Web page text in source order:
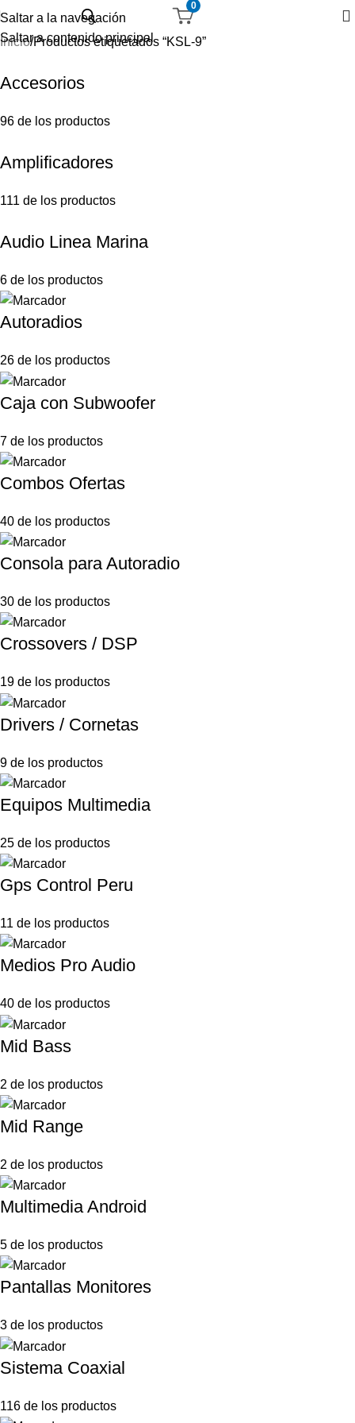
Saltar a la navegación
Saltar a contenido principal
0
Inicio Productos etiquetados “KSL-9”
Accesorios
96 de los productos
Amplificadores
111 de los productos
Audio Linea Marina
6 de los productos
Autoradios
26 de los productos
Caja con Subwoofer
7 de los productos
Combos Ofertas
40 de los productos
Consola para Autoradio
30 de los productos
Crossovers / DSP
19 de los productos
Drivers / Cornetas
9 de los productos
Equipos Multimedia
25 de los productos
Gps Control Peru
11 de los productos
Medios Pro Audio
40 de los productos
Mid Bass
2 de los productos
Mid Range
2 de los productos
Multimedia Android
5 de los productos
Pantallas Monitores
3 de los productos
Sistema Coaxial
116 de los productos